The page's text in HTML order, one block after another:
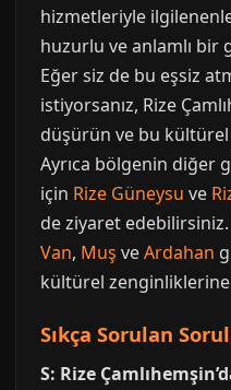
hizmetleriyle
huzurlu ve anlamlı bir
Eğer siz de bu eşsiz
istiyorsanız, Rize
düşürün ve bu
Ayrıca bölgenin diğer
için Rize Güneysu ve
de ziyaret
Van, Muş veArdahan
kültürel zenginliklerine
Sıkça Sorulan
S: Rize